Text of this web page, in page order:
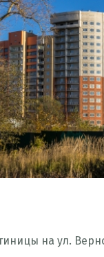
на ул.